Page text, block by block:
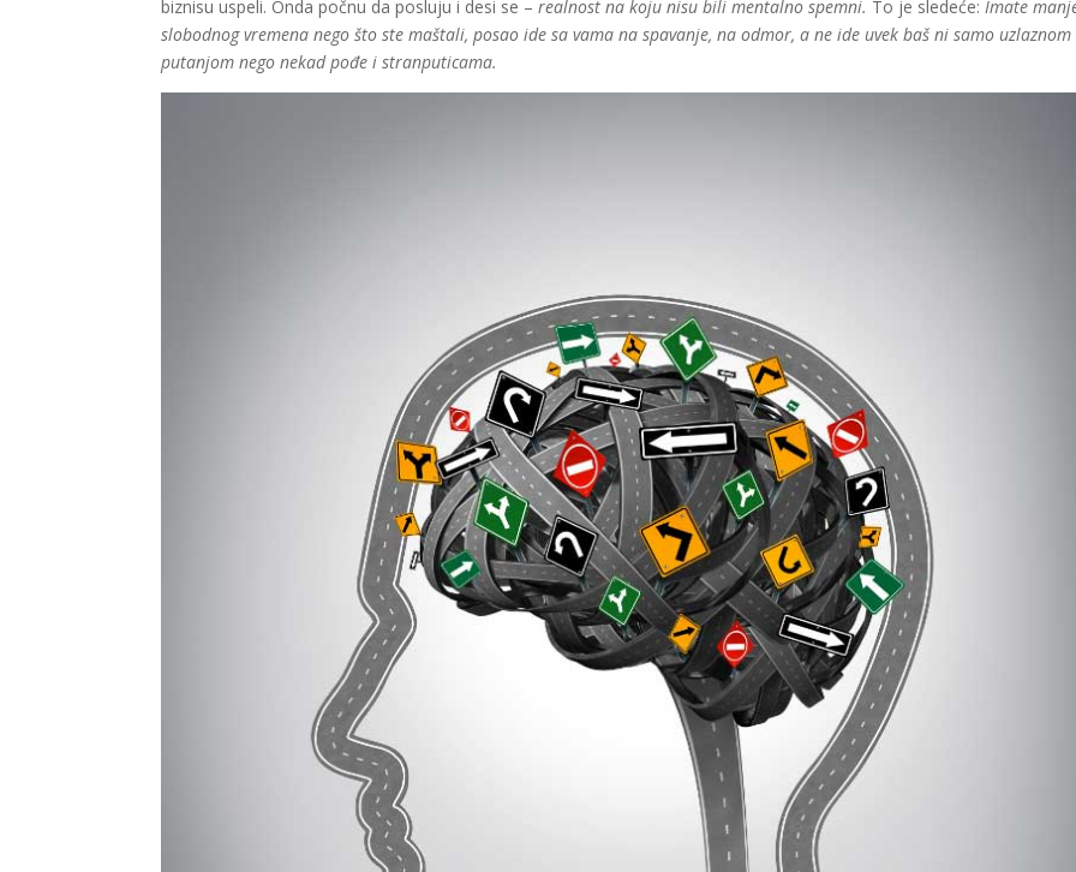
biznisu uspeli. Onda počnu da posluju i desi se –realnost na koju nisu bili mentalno spemni. To je sledeće: Imate
slobodnog vremena nego što ste maštali, posao ide sa vama na spavanje, na odmor, a ne ide uvek baš ni samo uzlaznom
putanjom nego nekad pođe i stranputicama.